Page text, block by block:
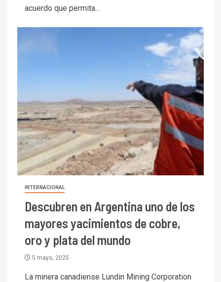
acuerdo que permita...
INTERNACIONAL
Descubren en Argentina uno de los
mayores yacimientos de cobre,
oro y plata del mundo
5 mayo, 2025
La minera canadiense Lundin Mining Corporation